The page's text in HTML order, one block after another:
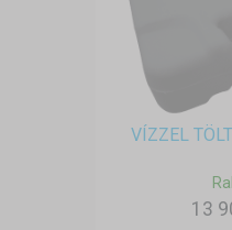
VÍZZEL
13